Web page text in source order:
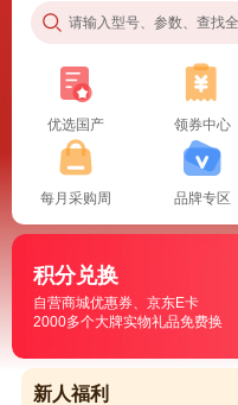
请输入型号、参数、查找
优选国产 领券中心
每月采购周 品牌专区
积分兑换
自营商城优惠券、京东E卡
2000多个大牌实物礼品免费换
新人福利